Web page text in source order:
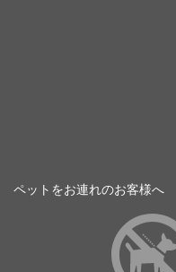
ペットをお連れのお客様へ